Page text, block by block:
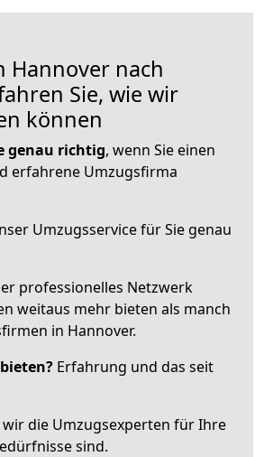
Hannover nach
Sie, wie wir
können
genau richtig, wenn Sie einen
erfahrene Umzugsfirma
Umzugsservice für Sie genau
professionelles Netzwerk
weitaus mehr bieten als manch
in Hannover.
Erfahrung und das seit
wir die Umzugsexperten für Ihre
sind.